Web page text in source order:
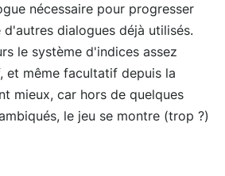
nécessaire pour progresser
dialogues déjà utilisés.
le système d'indices assez
et même facultatif depuis la
mieux, car hors de quelques
le jeu se montre (trop ?)